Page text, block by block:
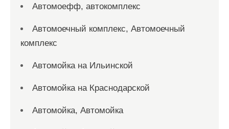
Автомоефф, автокомплекс
Автомоечный комплекс, Автомоечный
комплекс
Автомойка на Ильинской
Автомойка на Краснодарской
Автомойка, Автомойка